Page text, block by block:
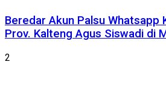
Beredar Akun Palsu Whatsapp
Prov. Kalteng Agus Siswadi di
2